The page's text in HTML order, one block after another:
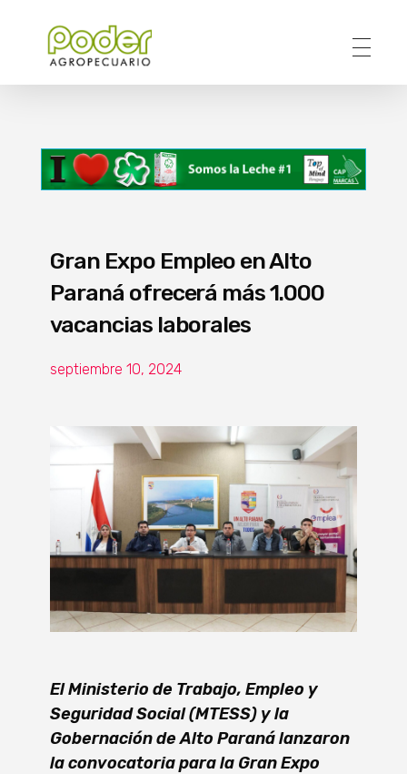
Gran Expo Empleo en Alto
Paraná ofrecerá más 1.000
vacancias laborales
septiembre 10, 2024
El Ministerio de Trabajo, Empleo y
Seguridad Social (MTESS) y la
Gobernación de Alto Paraná lanzaron
la convocatoria para la Gran Expo